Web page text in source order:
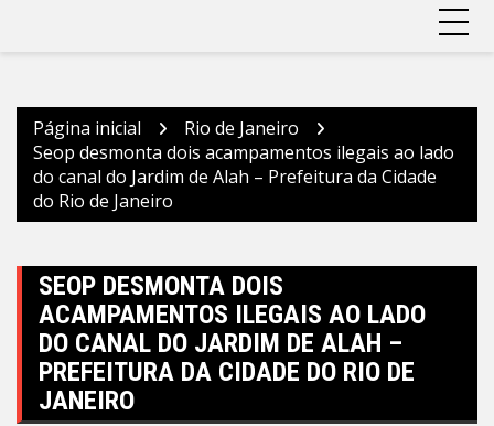
Página inicial
Rio de Janeiro
Seop desmonta dois acampamentos ilegais ao lado
do canal do Jardim de Alah – Prefeitura da Cidade
do Rio de Janeiro
SEOP DESMONTA DOIS
ACAMPAMENTOS ILEGAIS AO LADO
DO CANAL DO JARDIM DE ALAH –
PREFEITURA DA CIDADE DO RIO DE
JANEIRO